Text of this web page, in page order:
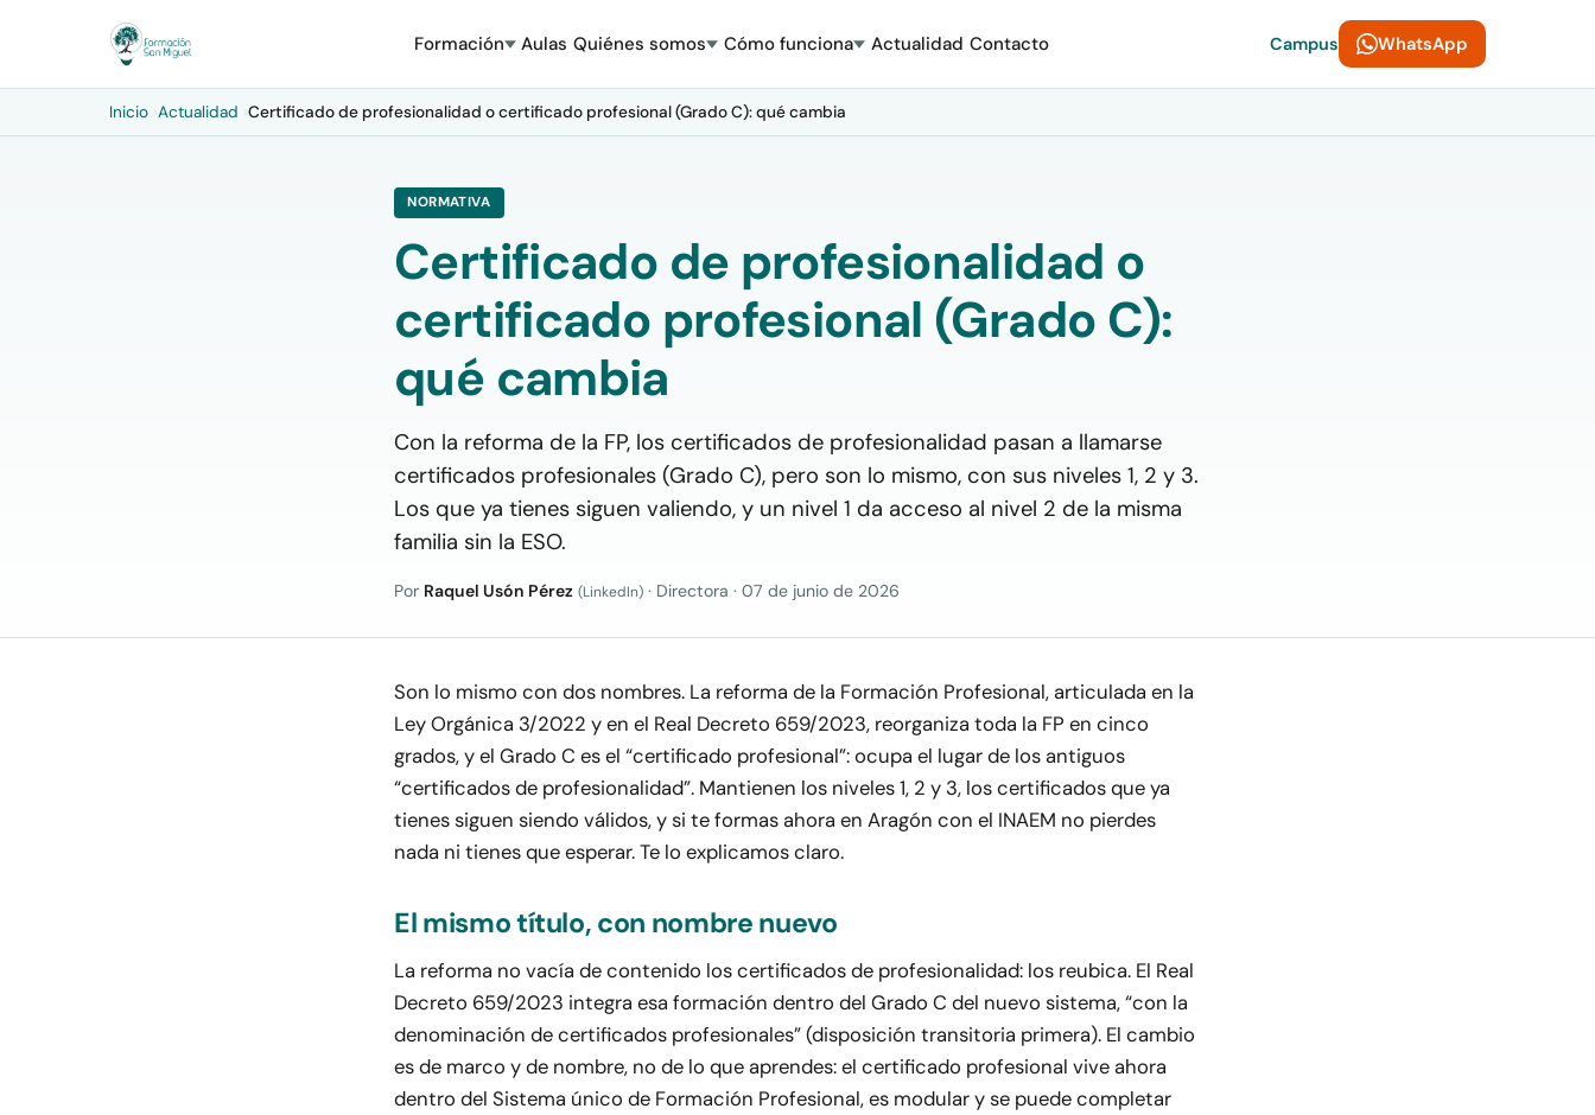
Formación Aulas Quiénes somos Cómo funciona Actualidad Contacto Campus WhatsApp
Inicio ›Actualidad ›Certificado de profesionalidad o certificado profesional (Grado C): qué cambia
NORMATIVA
Certificado de profesionalidad o
certificado profesional (Grado C):
qué cambia
Con la reforma de la FP, los certificados de profesionalidad pasan a llamarse
certificados profesionales (Grado C), pero son lo mismo, con sus niveles 1, 2 y 3.
Los que ya tienes siguen valiendo, y un nivel 1 da acceso al nivel 2 de la misma
familia sin la ESO.
Por Raquel Usón Pérez (LinkedIn) · Directora · 07 de junio de 2026
Son lo mismo con dos nombres. La reforma de la Formación Profesional, articulada en la
Ley Orgánica 3/2022 y en el Real Decreto 659/2023, reorganiza toda la FP en cinco
grados, y el Grado C es el “certificado profesional”: ocupa el lugar de los antiguos
“certificados de profesionalidad”. Mantienen los niveles 1, 2 y 3, los certificados que ya
tienes siguen siendo válidos, y si te formas ahora en Aragón con el INAEM no pierdes
nada ni tienes que esperar. Te lo explicamos claro.
El mismo título, con nombre nuevo
La reforma no vacía de contenido los certificados de profesionalidad: los reubica. El Real
Decreto 659/2023 integra esa formación dentro del Grado C del nuevo sistema, “con la
denominación de certificados profesionales” (disposición transitoria primera). El cambio
es de marco y de nombre, no de lo que aprendes: el certificado profesional vive ahora
dentro del Sistema único de Formación Profesional, es modular y se puede completar